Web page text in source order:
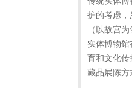
护的考虑
（以故宫
实体博物
育和文化
藏品展陈